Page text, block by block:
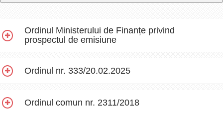
Ordinul Ministerului de Finanțe privind
prospectul de emisiune
Ordinul nr. 333/20.02.2025
Ordinul comun nr. 2311/2018